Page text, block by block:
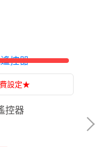
設定★
後服務沒煩惱
控器